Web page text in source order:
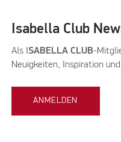
Isabella Club
Als I SABELLA CLUB-
Neuigkeiten, Inspiration
ANMELDEN